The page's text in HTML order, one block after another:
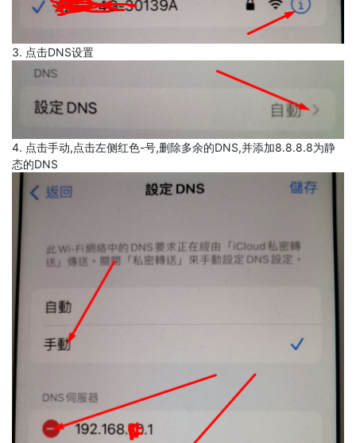
3. 点击DNS设置
4. 点击手动,点击左侧红色-号,删除多余的DNS,并添加8.8.8.8为静
态的DNS